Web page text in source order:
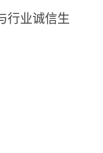
行业诚信生